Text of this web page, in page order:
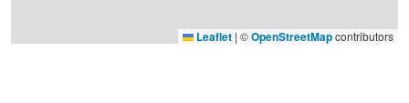
Leaflet | ©OpenStreetMapcontributors